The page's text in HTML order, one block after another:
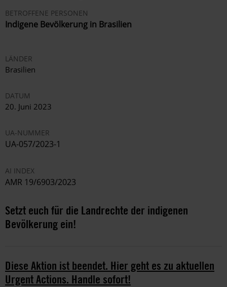
BETROFFENE PERSONEN
Indigene Bevölkerung in Brasilien
LÄNDER
Brasilien
DATUM
20. Juni 2023
UA-NUMMER
UA-057/2023-1
AI INDEX
AMR 19/6903/2023
Setzt euch für die Landrechte der indigenen
Bevölkerung ein!
Diese Aktion ist beendet. Hier geht es zu aktuellen
Urgent Actions. Handle sofort!